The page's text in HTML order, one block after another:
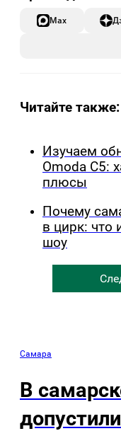
Max
Читайте также:
Изучаем
Omoda C5:
плюсы
Почему
в цирк: что
шоу
Самара
В